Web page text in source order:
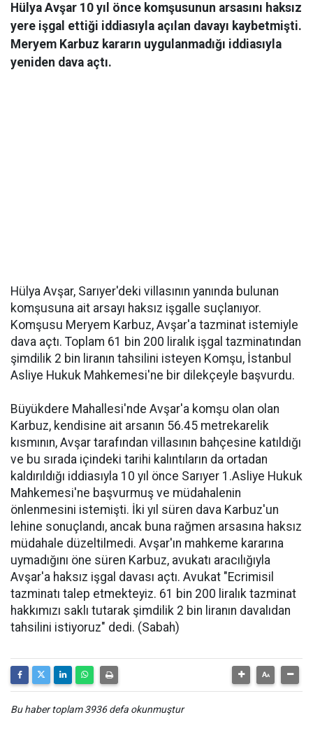
Hülya Avşar 10 yıl önce komşusunun arsasını haksız
yere işgal ettiği iddiasıyla açılan davayı kaybetmişti.
Meryem Karbuz kararın uygulanmadığı iddiasıyla
yeniden dava açtı.
Hülya Avşar, Sarıyer'deki villasının yanında bulunan
komşusuna ait arsayı haksız işgalle suçlanıyor.
Komşusu Meryem Karbuz, Avşar'a tazminat istemiyle
dava açtı. Toplam 61 bin 200 liralık işgal tazminatından
şimdilik 2 bin liranın tahsilini isteyen Komşu, İstanbul
Asliye Hukuk Mahkemesi'ne bir dilekçeyle başvurdu.
Büyükdere Mahallesi'nde Avşar'a komşu olan olan
Karbuz, kendisine ait arsanın 56.45 metrekarelik
kısmının, Avşar tarafından villasının bahçesine katıldığı
ve bu sırada içindeki tarihi kalıntıların da ortadan
kaldırıldığı iddiasıyla 10 yıl önce Sarıyer 1.Asliye Hukuk
Mahkemesi'ne başvurmuş ve müdahalenin
önlenmesini istemişti. İki yıl süren dava Karbuz'un
lehine sonuçlandı, ancak buna rağmen arsasına haksız
müdahale düzeltilmedi. Avşar'ın mahkeme kararına
uymadığını öne süren Karbuz, avukatı aracılığıyla
Avşar'a haksız işgal davası açtı. Avukat "Ecrimisil
tazminatı talep etmekteyiz. 61 bin 200 liralık tazminat
hakkımızı saklı tutarak şimdilik 2 bin liranın davalıdan
tahsilini istiyoruz" dedi. (Sabah)
Bu haber toplam 3936 defa okunmuştur